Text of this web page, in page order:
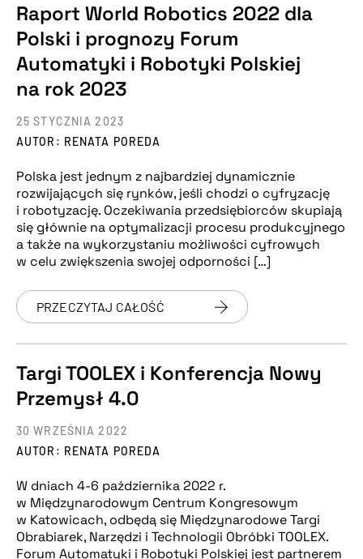
Raport World Robotics 2022 dla
Polski i prognozy Forum
Automatyki i Robotyki Polskiej
na rok 2023
AUTOR: RENATA POREDA
25 STYCZNIA 2023
Polska jest jednym z najbardziej dynamicznie
rozwijających się rynków, jeśli chodzi o cyfryzację
i robotyzację. Oczekiwania przedsiębiorców skupiają
się głównie na optymalizacji procesu produkcyjnego
a także na wykorzystaniu możliwości cyfrowych
w celu zwiększenia swojej odporności […]
PRZECZYTAJ CAŁOŚĆ
Targi TOOLEX i Konferencja Nowy
Przemysł 4.0
AUTOR: RENATA POREDA
30 WRZEŚNIA 2022
W dniach 4-6 października 2022 r.
w Międzynarodowym Centrum Kongresowym
w Katowicach, odbędą się Międzynarodowe Targi
Obrabiarek, Narzędzi i Technologii Obróbki TOOLEX.
Forum Automatyki i Robotyki Polskiej jest partnerem